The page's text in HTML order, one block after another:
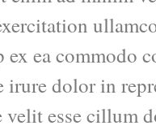
ea commodo
irure dolor in
velit esse cillum